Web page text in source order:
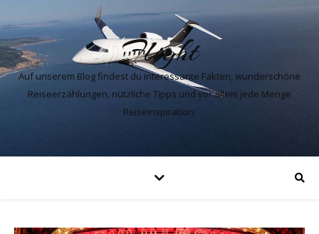
Flight
Auf unserem Blog findest du interessante Fakten, wunderschöne
Reiseerzählungen, nützliche Tipps und vor allem jede Menge
Reiseinspiration.